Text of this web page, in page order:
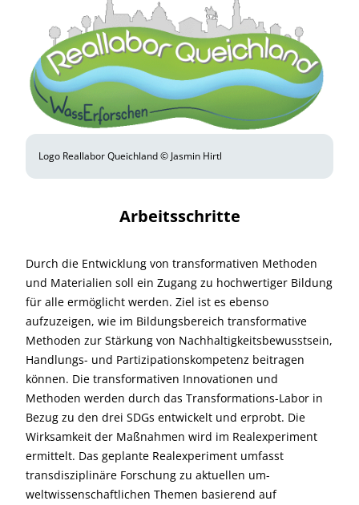
Logo Reallabor Queichland © Jasmin Hirtl
Arbeitsschritte
Durch die Entwicklung von transformativen Methoden
und Materialien soll ein Zugang zu hochwertiger Bildung
für alle ermöglicht werden. Ziel ist es ebenso
aufzuzeigen, wie im Bildungsbereich transformative
Methoden zur Stärkung von Nachhaltigkeitsbewusstsein,
Handlungs- und Partizipationskompetenz beitragen
können. Die transformativen Innovationen und
Methoden werden durch das Transformations-Labor in
Bezug zu den drei SDGs entwickelt und erprobt. Die
Wirksamkeit der Maßnahmen wird im Realexperiment
ermittelt. Das geplante Realexperiment umfasst
transdisziplinäre Forschung zu aktuellen um-
weltwissenschaftlichen Themen basierend auf